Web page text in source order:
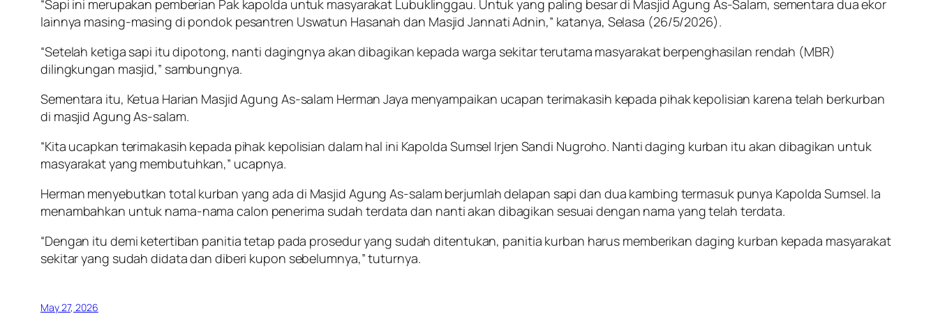
“Sapi ini merupakan pemberian Pak kapolda untuk masyarakat Lubuklinggau. Untuk yang paling besar di Masjid Agung As-Salam, sementara dua ekor
lainnya masing-masing di pondok pesantren Uswatun Hasanah dan Masjid Jannati Adnin,” katanya, Selasa (26/5/2026).
“Setelah ketiga sapi itu dipotong, nanti dagingnya akan dibagikan kepada warga sekitar terutama masyarakat berpenghasilan rendah (MBR)
dilingkungan masjid,” sambungnya.
Sementara itu, Ketua Harian Masjid Agung As-salam Herman Jaya menyampaikan ucapan terimakasih kepada pihak kepolisian karena telah berkurban
di masjid Agung As-salam.
“Kita ucapkan terimakasih kepada pihak kepolisian dalam hal ini Kapolda Sumsel Irjen Sandi Nugroho. Nanti daging kurban itu akan dibagikan untuk
masyarakat yang membutuhkan,” ucapnya.
Herman menyebutkan total kurban yang ada di Masjid Agung As-salam berjumlah delapan sapi dan dua kambing termasuk punya Kapolda Sumsel. Ia
menambahkan untuk nama-nama calon penerima sudah terdata dan nanti akan dibagikan sesuai dengan nama yang telah terdata.
“Dengan itu demi ketertiban panitia tetap pada prosedur yang sudah ditentukan, panitia kurban harus memberikan daging kurban kepada masyarakat
sekitar yang sudah didata dan diberi kupon sebelumnya,” tuturnya.
May 27, 2026